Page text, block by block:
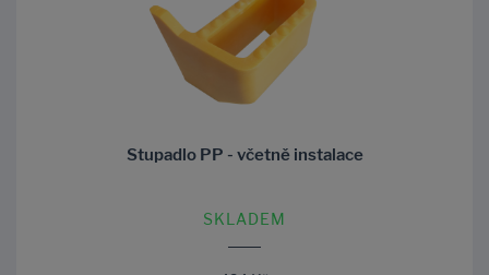
Stupadlo PP - včetně instalace
SKLADEM